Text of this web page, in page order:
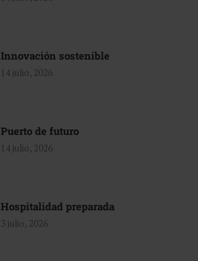
Innovación sostenible
14 julio, 2026
Puerto de futuro
14 julio, 2026
Hospitalidad preparada
3 julio, 2026